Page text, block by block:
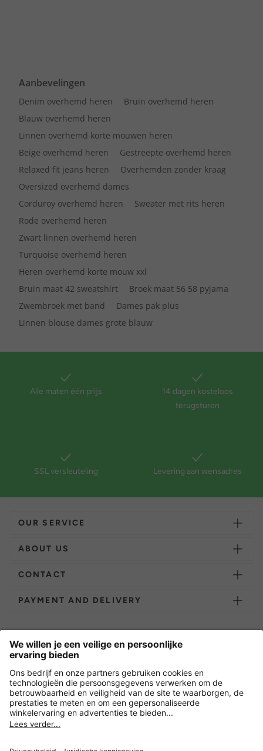
Aanbevelingen
Denim overhemd heren
Bruin overhemd heren
Blauw overhemd heren
Linnen overhemd korte mouwen heren
Beige overhemd heren
Gestreepte overhemd heren
Relaxed fit jeans heren
Overhemden zonder kraag
Oversized overhemd dames
Corduroy overhemd heren
Sweater met rits heren
Rode overhemd heren
Zwart linnen overhemd heren
Turquoise overhemd heren
Heren overhemd korte mouw xxl
Bruin maat 42 sweatshirt
Broek maat 56 58 pyjama
Zwembroek met band
Dames pak plus
Linnen blouse dames grote blauw
Alle maten één prijs
14 dagen kosteloos
terugsturen
SSL versleuteling Levering aan wensadres
OUR SERVICE
ABOUT US
CONTACT
PAYMENT AND DELIVERY
Nederland
Versleuteling met